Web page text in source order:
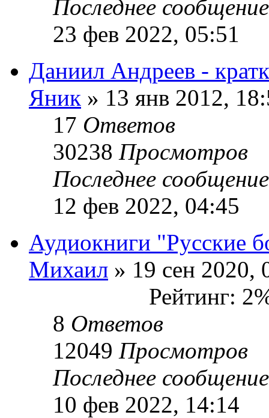
Последнее
23 фев 2022, 05:51
Даниил Андреев -
Яник » 13 янв 2012,
17 Ответов
30238 Просмотров
Последнее
12 фев 2022, 04:45
Аудиокниги "Русские
Михаил » 19 сен 2020,
Рейтинг:
8 Ответов
12049 Просмотров
Последнее
10 фев 2022, 14:14